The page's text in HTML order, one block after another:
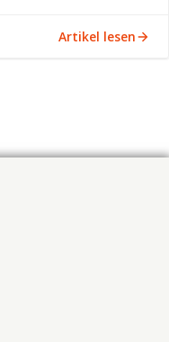
Artikel lesen